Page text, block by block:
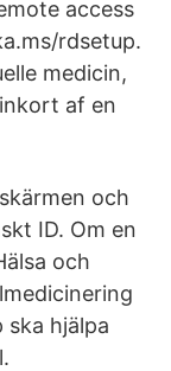
access
rdsetup.
medicin,
af en
och
ID. Om en
och
ska hjälpa